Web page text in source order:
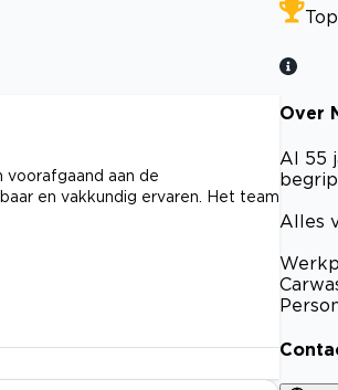
voorafgaand aan de
en vakkundig ervaren. Het team
Over
Al 55
Alles